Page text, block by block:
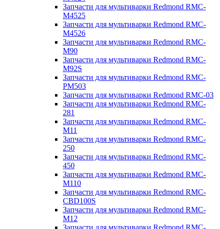
Запчасти для мультиварки Redmond RMC-
M4525
Запчасти для мультиварки Redmond RMC-
M4526
Запчасти для мультиварки Redmond RMC-
M90
Запчасти для мультиварки Redmond RMC-
M92S
Запчасти для мультиварки Redmond RMC-
PM503
Запчасти для мультиварки Redmond RMC-03
Запчасти для мультиварки Redmond RMC-
281
Запчасти для мультиварки Redmond RMC-
M11
Запчасти для мультиварки Redmond RMC-
250
Запчасти для мультиварки Redmond RMC-
450
Запчасти для мультиварки Redmond RMC-
M110
Запчасти для мультиварки Redmond RMC-
CBD100S
Запчасти для мультиварки Redmond RMC-
M12
Запчасти для мультиварки Redmond RMC-